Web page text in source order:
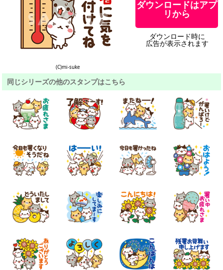
(C)mi-suke
ダウンロードはアプ
リから
ダウンロード時に
広告が表示されます
同じシリーズの他のスタンプはこちら